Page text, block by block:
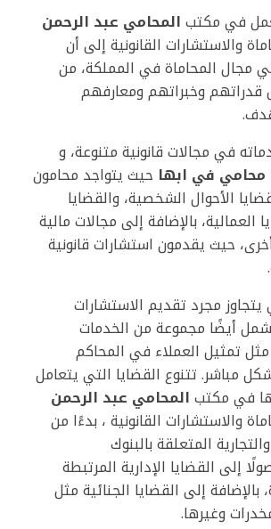
في مكتبالمحامي عبد الرحمن
والاستشارات القانونية إلى أن
مجال المحاماة في المملكة، من
قدراتهم وخبراتهم ومعارفهم
في مجالات قانونية متنوعة، و
محامي في ابها حيث يتواجد محامون
الأحوال الشخصية، والقضايا
العمالية، بالإضافة إلى مجالات مالية
أخرى، حيث يقدمون استشارات قانونية
مجرد تقديم الاستشارات
يشمل أيضًا مجموعة من الخدمات
مثل تمثيل العملاء في المحاكم
مباشر. تتنوع القضايا التي يتعامل
في مكتبالمحامي عبد الرحمن
والاستشارات القانونية ، بدءًا من
المتعلقة بالبنوك
إلى القضايا الإدارية المرتبطة
بالإضافة إلى القضايا الجنائية مثل
وغيرها.